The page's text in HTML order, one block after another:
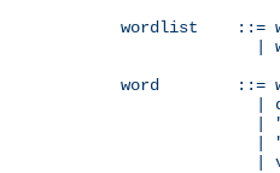
wordlist    ::=
|
word        ::=
|
|
|
|